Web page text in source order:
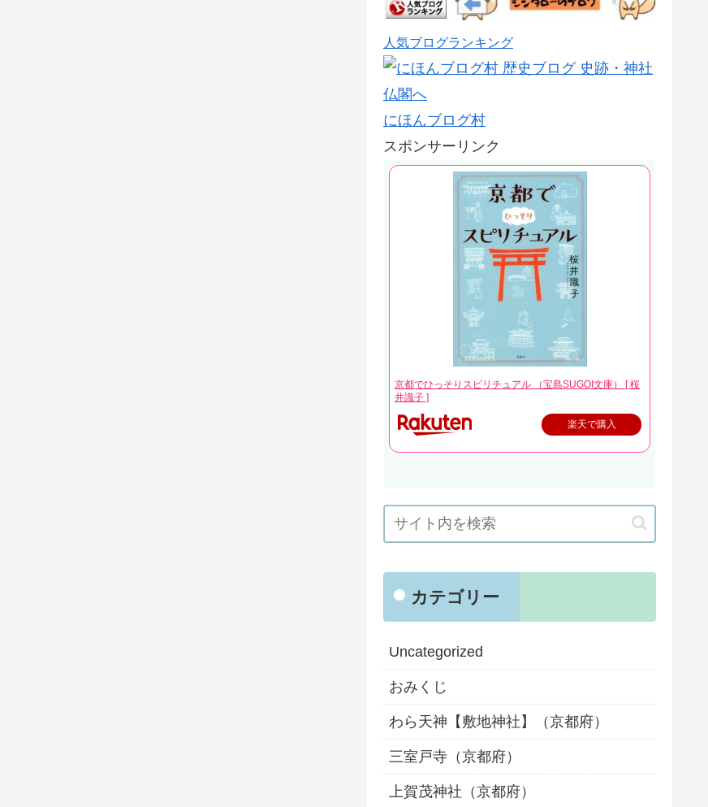
人気ブログランキング
にほんブログ村
スポンサーリンク
京都でひっそりスピリチュアル （宝島SUGOI文庫） [ 桜
井識子 ]
楽天で購入
カテゴリー
Uncategorized
おみくじ
わら天神【敷地神社】（京都府）
三室戸寺（京都府）
上賀茂神社（京都府）